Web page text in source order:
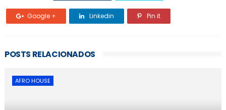
Google + Linkedin Pin it
POSTS RELACIONADOS
AFRO HOUSE